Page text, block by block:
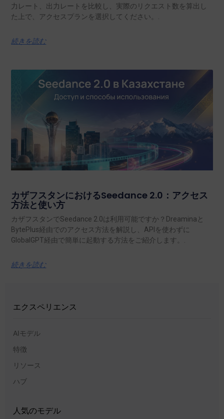
力レート、出力レートを比較し、実際のリクエスト数を算出し
た上で、アクセスプランを選択してください。.
続きを読む
カザフスタンにおけるSeedance 2.0：アクセス
方法と使い方
カザフスタンでSeedance 2.0は利用可能ですか？Dreaminaと
BytePlus経由でのアクセス方法を解説し、APIを使わずに
GlobalGPT経由で簡単に起動する方法をご紹介します。.
続きを読む
エクスペリエンス
AIモデル
特徴
リソース
ハブ
人気のモデル